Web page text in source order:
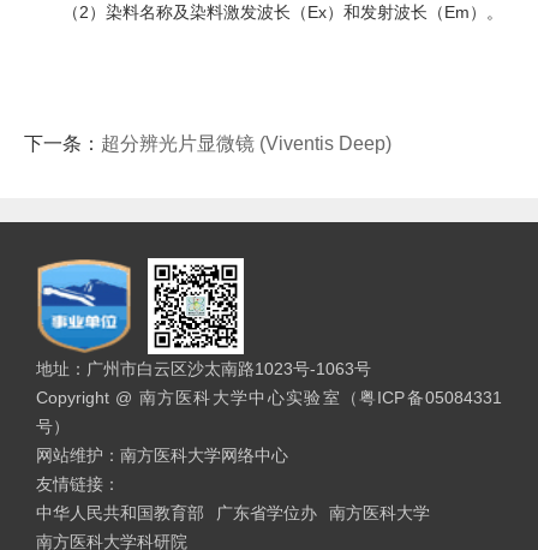
（2）染料名称及染料激发波长（Ex）和发射波长（Em）。
下一条： 超分辨光片显微镜 (Viventis Deep)
地址：广州市白云区沙太南路1023号-1063号
Copyright @ 南方医科大学中心实验室（粤ICP备05084331
号）
网站维护：南方医科大学网络中心
友情链接：
中华人民共和国教育部
广东省学位办
南方医科大学
南方医科大学科研院